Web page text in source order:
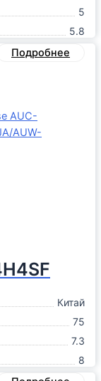
5
5.8
Подробнее
Китай
75
7.3
8